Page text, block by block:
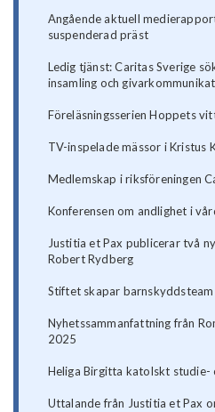
Angående aktuell
suspenderad präst
Ledig tjänst: Caritas Sverige
insamling och
Föreläsningsserien Hoppets
TV-inspelade mässor i Kristus
Medlemskap i riksföreningen
Konferensen om andlighet i
Justitia et Pax publicerar två
Robert Rydberg
Stiftet skapar barnskyddsteam
Nyhetssammanfattning från
2025
Heliga Birgitta katolskt studie-
Uttalande från Justitia et Pax